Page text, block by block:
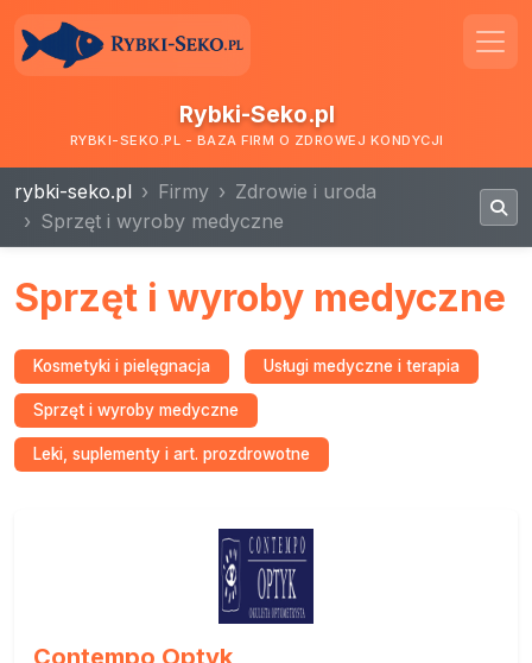
Rybki-Seko.pl
RYBKI-SEKO.PL - BAZA FIRM O ZDROWEJ KONDYCJI
rybki-seko.pl Firmy
Zdrowie i uroda
Sprzęt i wyroby medyczne
Sprzęt i wyroby medyczne
Kosmetyki i pielęgnacja Usługi medyczne i terapia
Sprzęt i wyroby medyczne
Leki, suplementy i art. prozdrowotne
Contempo Optyk